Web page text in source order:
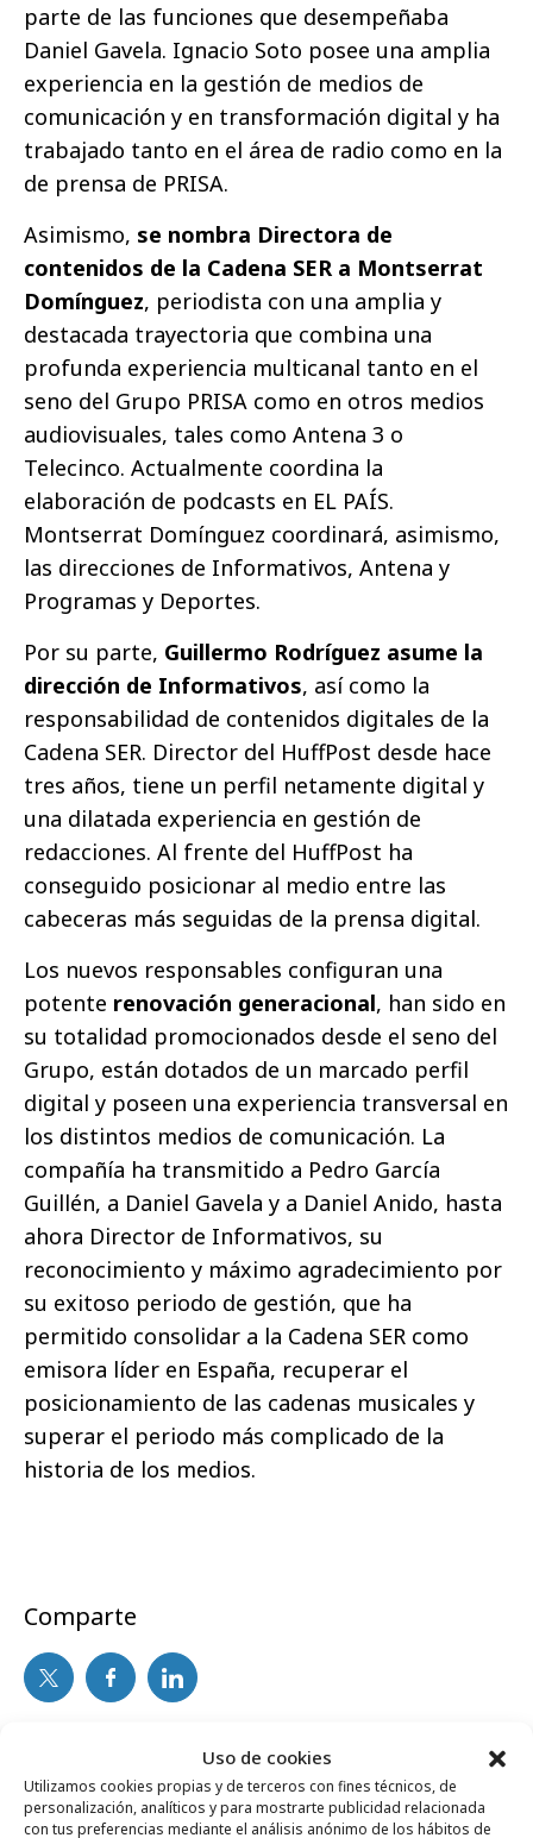
Uso de cookies
Utilizamos cookies propias y de terceros con fines técnicos, de
personalización, analíticos y para mostrarte publicidad relacionada
con tus preferencias mediante el análisis anónimo de los hábitos de
parte de las funciones que desempeñaba
Daniel Gavela. Ignacio Soto posee una amplia
experiencia en la gestión de medios de
comunicación y en transformación digital y ha
trabajado tanto en el área de radio como en la
de prensa de PRISA.
Asimismo, se nombra Directora de
contenidos de la Cadena SER a Montserrat
Domínguez, periodista con una amplia y
destacada trayectoria que combina una
profunda experiencia multicanal tanto en el
seno del Grupo PRISA como en otros medios
audiovisuales, tales como Antena 3 o
Telecinco. Actualmente coordina la
elaboración de podcasts en EL PAÍS.
Montserrat Domínguez coordinará, asimismo,
las direcciones de Informativos, Antena y
Programas y Deportes.
Por su parte, Guillermo Rodríguez asume la
dirección de Informativos, así como la
responsabilidad de contenidos digitales de la
Cadena SER. Director del HuffPost desde hace
tres años, tiene un perfil netamente digital y
una dilatada experiencia en gestión de
redacciones. Al frente del HuffPost ha
conseguido posicionar al medio entre las
cabeceras más seguidas de la prensa digital.
Los nuevos responsables configuran una
potente renovación generacional, han sido en
su totalidad promocionados desde el seno del
Grupo, están dotados de un marcado perfil
digital y poseen una experiencia transversal en
los distintos medios de comunicación. La
compañía ha transmitido a Pedro García
Guillén, a Daniel Gavela y a Daniel Anido, hasta
ahora Director de Informativos, su
reconocimiento y máximo agradecimiento por
su exitoso periodo de gestión, que ha
permitido consolidar a la Cadena SER como
emisora líder en España, recuperar el
posicionamiento de las cadenas musicales y
superar el periodo más complicado de la
historia de los medios.
Comparte
Noticias Relacionadas